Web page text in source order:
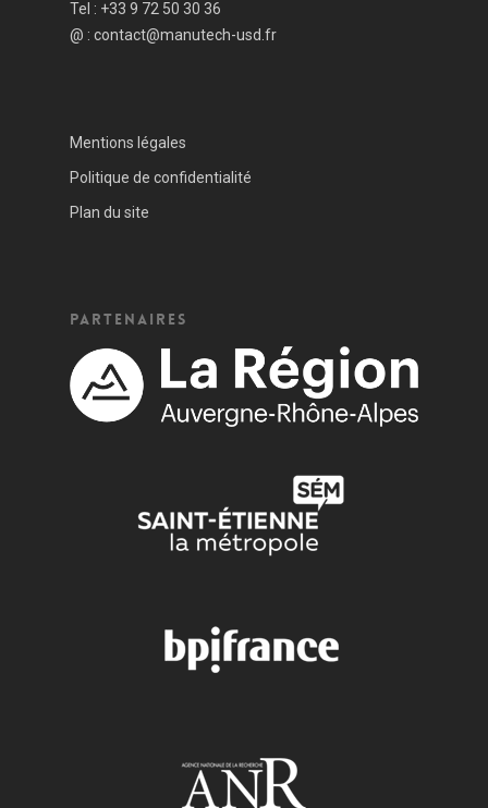
Tel : +33 9 72 50 30 36
@ :contact@manutech-usd.fr
Mentions légales
Politique de confidentialité
Plan du site
Partenaires